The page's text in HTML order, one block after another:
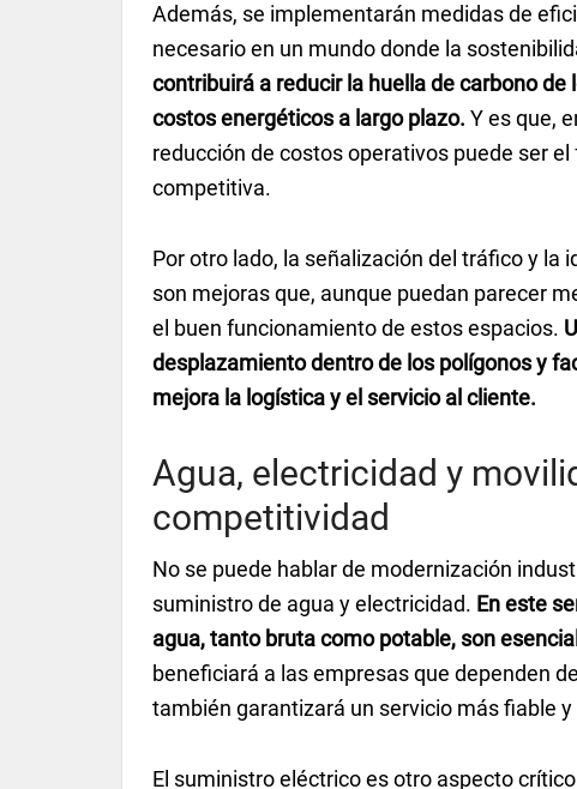
Además, se implementarán medidas de
necesario en un mundo donde la
contribuirá a reducir la huella de carbono
costos energéticos a largo plazo. Y es que,
reducción de costos operativos puede ser
competitiva.
Por otro lado, la señalización del tráfico y la
son mejoras que, aunque puedan parecer
el buen funcionamiento de estos espacios.
desplazamiento dentro de los polígonos y
mejora la logística y el servicio al cliente.
Agua, electricidad y
competitividad
No se puede hablar de modernización
suministro de agua y electricidad. En este
agua, tanto bruta como potable, son
beneficiará a las empresas que dependen
también garantizará un servicio más fiable
El suministro eléctrico es otro aspecto